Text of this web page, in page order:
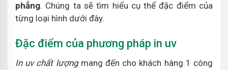
phẳng. Chúng ta sẽ tìm hiểu cụ thể đặc điểm của
từng loại hình dưới đây.
Đặc điểm của phương pháp in uv
In uv chất lượngmang đến cho khách hàng 1 công